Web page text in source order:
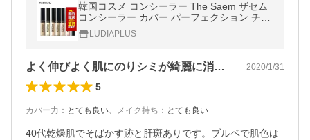
韓国コスメ コンシーラー The Saem ザセム
コンシーラー カバー パーフェクション チッ
プ コンシーラー 全13色 シミ クマ 化粧下地
メイク
LUDIAPLUS
よく伸びよく肌にのりシミが綺麗に消せます 2020/1/31
5
カバー力 ： とても良い、 メイク持ち ： とても良い
40代乾燥肌でそばかす跡と肝斑ありです。ブルベで肌色は